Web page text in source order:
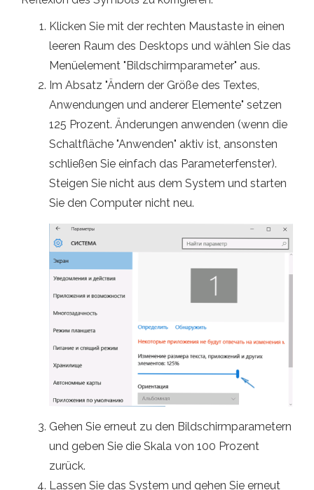
Klicken Sie mit der rechten Maustaste in einen
leeren Raum des Desktops und wählen Sie das
Menüelement "Bildschirmparameter" aus.
Im Absatz "Ändern der Größe des Textes,
Anwendungen und anderer Elemente" setzen
125 Prozent. Änderungen anwenden (wenn die
Schaltfläche "Anwenden" aktiv ist, ansonsten
schließen Sie einfach das Parameterfenster).
Steigen Sie nicht aus dem System und starten
Sie den Computer nicht neu.
Gehen Sie erneut zu den Bildschirmparametern
und geben Sie die Skala von 100 Prozent
zurück.
Lassen Sie das System und gehen Sie erneut